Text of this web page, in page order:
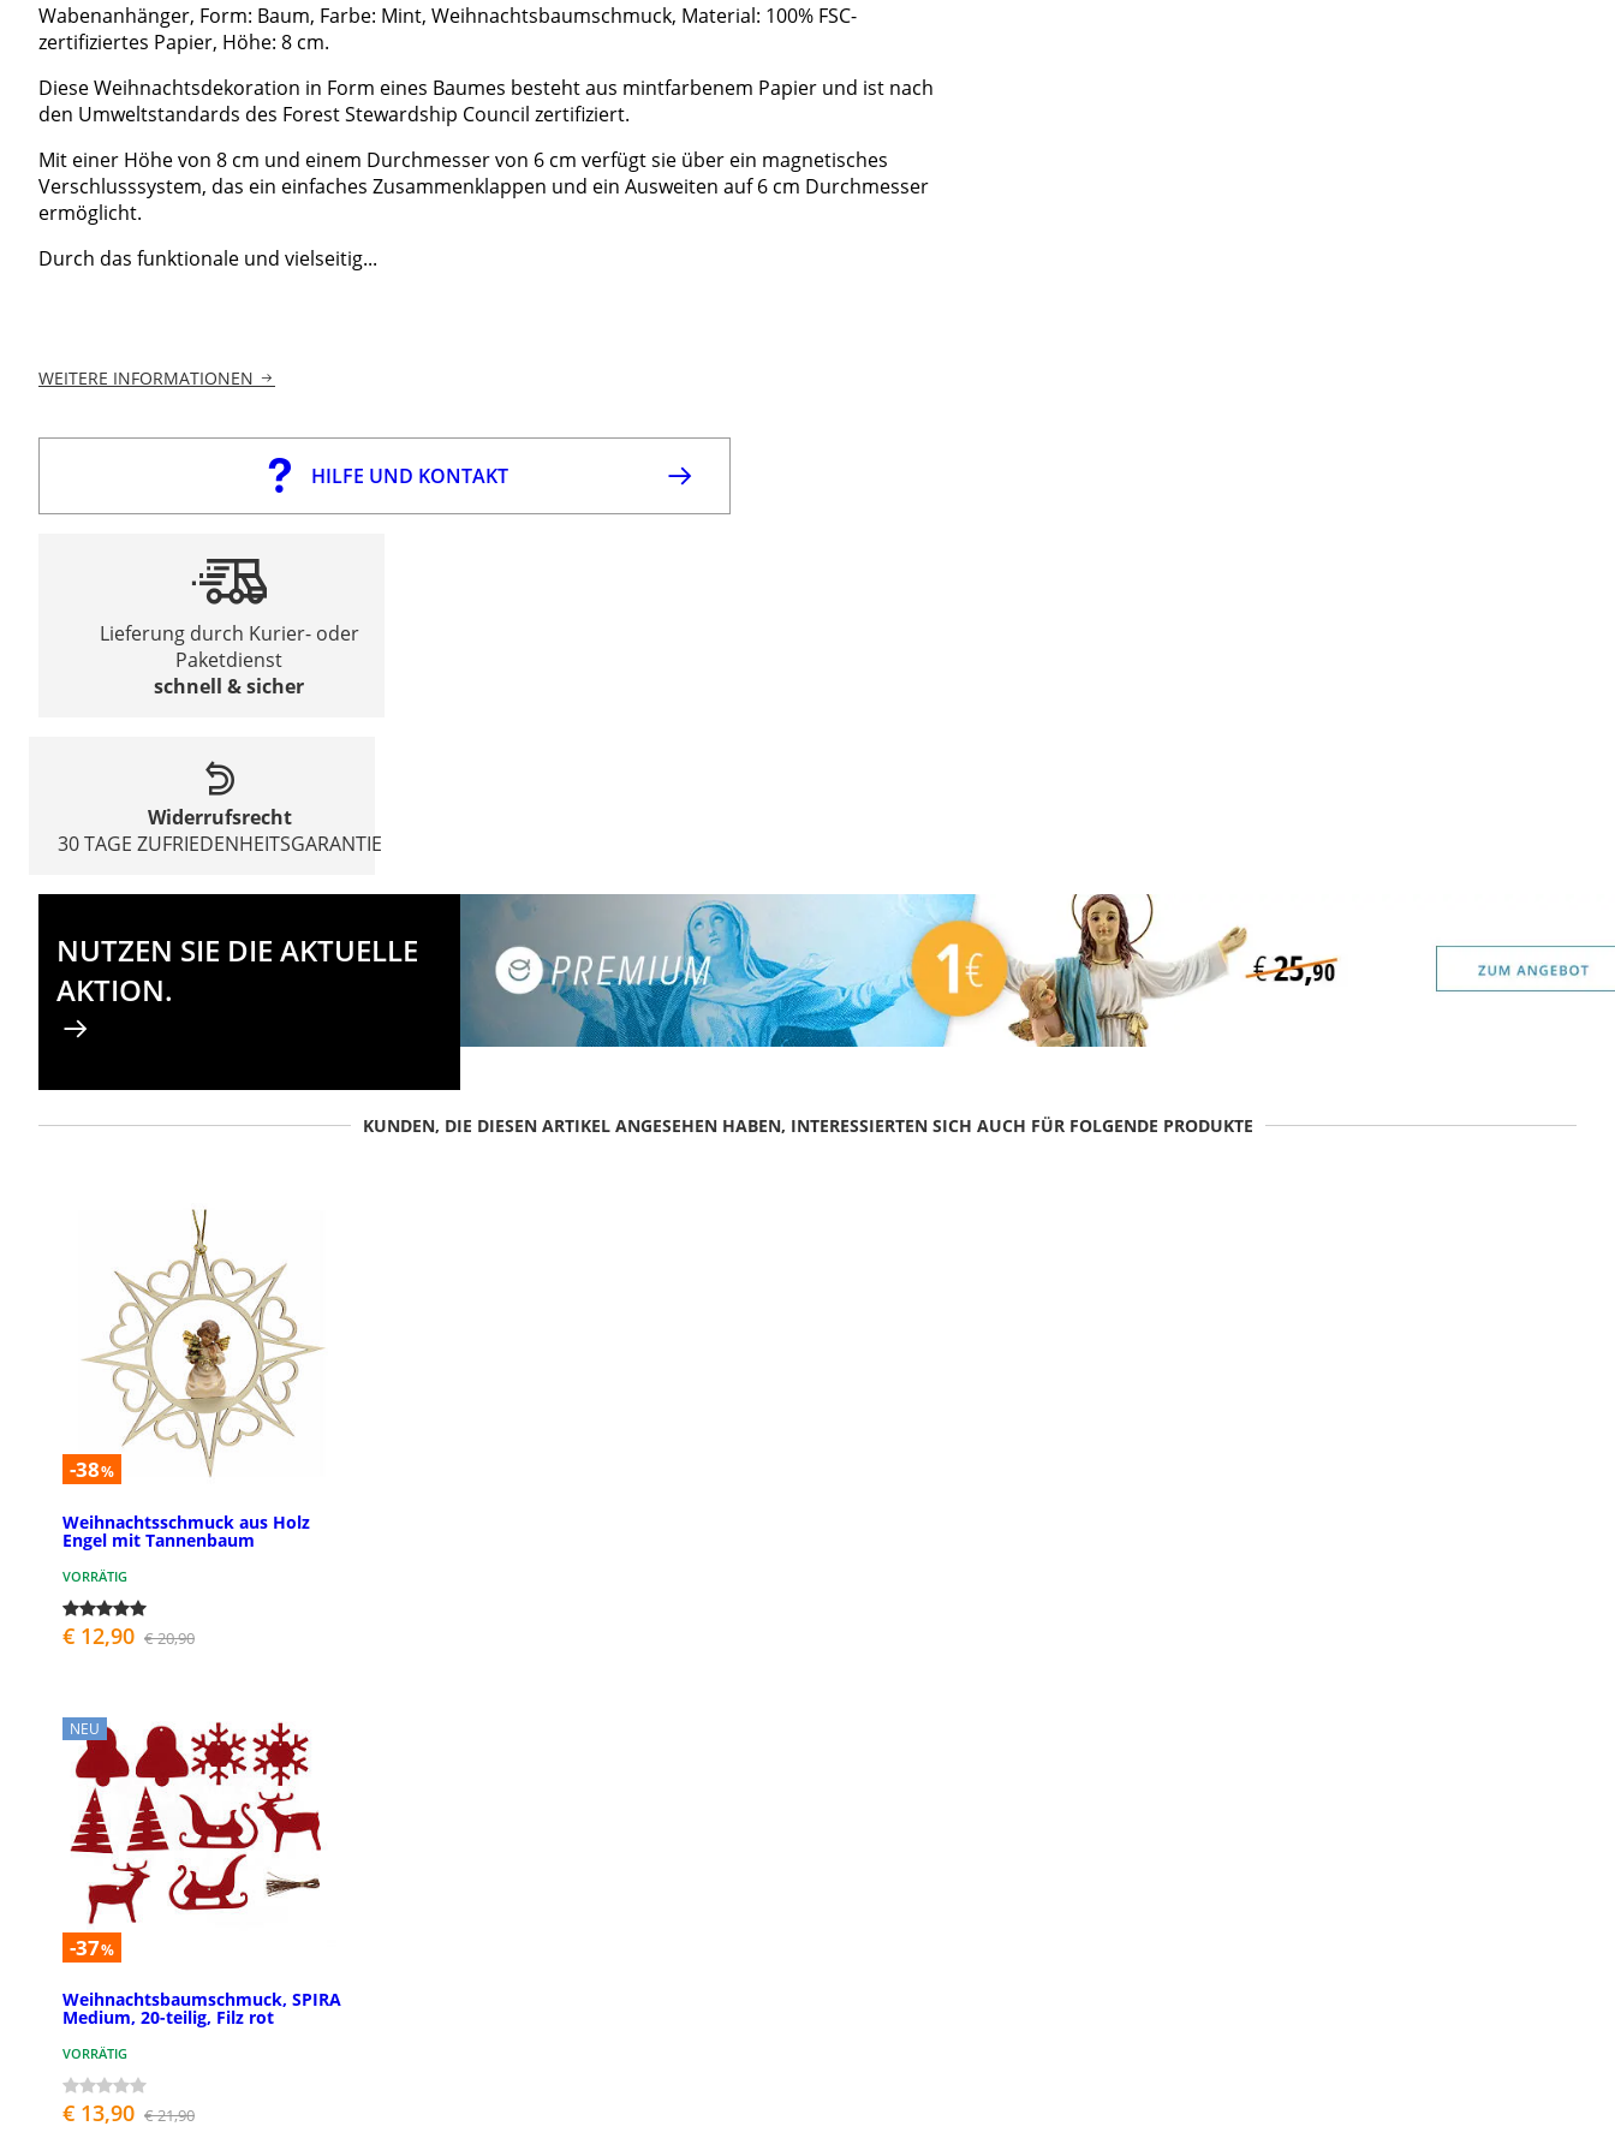
Wabenanhänger, Form: Baum, Farbe: Mint, Weihnachtsbaumschmuck, Material: 100% FSC-
zertifiziertes Papier, Höhe: 8 cm.
Diese Weihnachtsdekoration in Form eines Baumes besteht aus mintfarbenem Papier und ist nach
den Umweltstandards des Forest Stewardship Council zertifiziert.
Mit einer Höhe von 8 cm und einem Durchmesser von 6 cm verfügt sie über ein magnetisches
Verschlusssystem, das ein einfaches Zusammenklappen und ein Ausweiten auf 6 cm Durchmesser
ermöglicht.
Durch das funktionale und vielseitig...
WEITERE INFORMATIONEN
HILFE UND KONTAKT
Lieferung durch Kurier- oder
Paketdienst
schnell & sicher
Widerrufsrecht
30 TAGE ZUFRIEDENHEITSGARANTIE
NUTZEN SIE DIE AKTUELLE
AKTION.
KUNDEN, DIE DIESEN ARTIKEL ANGESEHEN HABEN, INTERESSIERTEN SICH AUCH FÜR FOLGENDE PRODUKTE
-38%
Weihnachtsschmuck aus Holz
Engel mit Tannenbaum
VORRÄTIG
€ 12,90 € 20,90
NEU
-37%
Weihnachtsbaumschmuck, SPIRA
Medium, 20-teilig, Filz rot
VORRÄTIG
€ 13,90 € 21,90